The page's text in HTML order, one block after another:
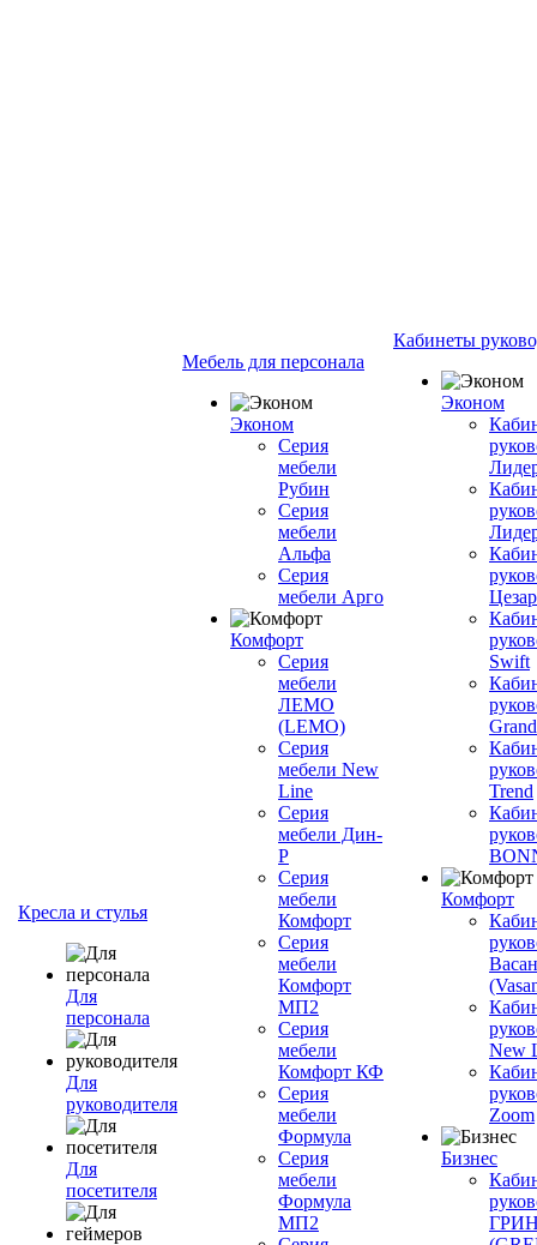
Кресла и стулья
Для
персонала
Для
руководителя
Для
посетителя
Мебель для персонала
Эконом
Серия
мебели
Рубин
Серия
мебели
Альфа
Серия
мебели Арго
Комфорт
Серия
мебели
ЛЕМО
(LEMO)
Серия
мебели New
Line
Серия
мебели Дин-
Р
Серия
мебели
Комфорт
Серия
мебели
Комфорт
МП2
Серия
мебели
Комфорт КФ
Серия
мебели
Формула
Серия
мебели
Формула
МП2
Кабинеты
Эконом
Swift
Grand
Trend
Комфорт
New
Zoom
Бизнес